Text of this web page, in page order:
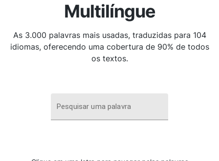
Multilíngue
As 3.000 palavras mais usadas, traduzidas para 104
idiomas, oferecendo uma cobertura de 90% de todos
os textos.
Pesquisar uma palavra